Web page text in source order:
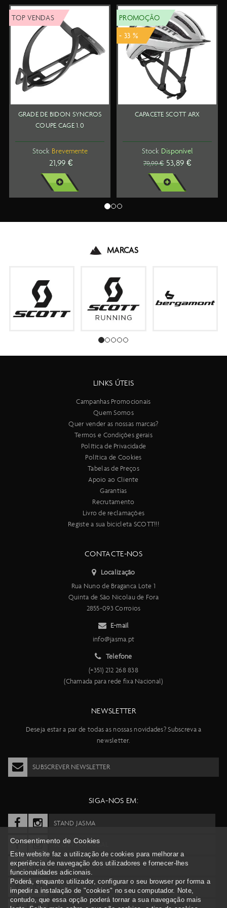
VENDAS
GRADE DE BIDON SYNCROS
COUPE CAGE 1.0
Brevemente
21,99 €
VER MAIS
PROMOÇÃO
- 33 %
CAPACETE SCOTT ARX
Disponível
79,99 € 53,89 €
VER MAIS
MARCAS
LINKS ÚTEIS
Campanhas Promocionais
Quem Somos
Quer vender as nossas marcas?
Termos e Condições gerais
Política de Privacidade
Política de Cookies
Tabelas de Preços
Apoio ao Cliente
Garantias
Recrutamento
Livro de reclamações
Registe a sua bicicleta SCOTT!!!
CONTACTE-NOS
Localização
Rua Nuno de Braganca Lote 1
Quinta de São Nicolau de Fora
2855-093 Corroios
E-mail
info@jasma.pt
Telefone
(+351) 212 268 838
(Chamada para rede fixa Nacional)
NEWSLETTER
Deseja estar a par de todas as nossas novidades? Subscreva a
newsletter.
SUBSCREVER NEWSLETTER
SIGA-NOS EM:
STAND JASMA
SCOTT PORTUGAL
SYNCROS PORTUGAL
BERGAMONT PORTUGAL
Consentimento de Cookies
Este website faz a utilização de cookies para melhorar a
experiência de navegação dos utilizadores e fornecer-lhes
funcionalidades adicionais.
Poderá, enquanto utilizador, configurar o seu browser por forma a
impedir a instalação de "cookies" no seu computador. Note,
contudo, que essa opção poderá tornar a sua navegação mais